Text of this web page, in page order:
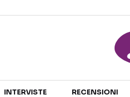
INTERVISTE RECENSIONI